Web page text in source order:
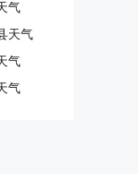
气
天气
气
气